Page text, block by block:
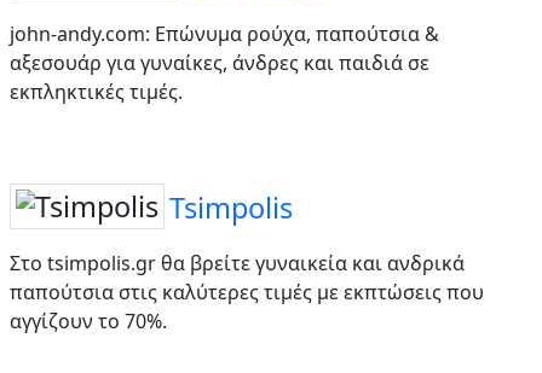
john-andy.com: Επώνυμα ρούχα, παπούτσια &
αξεσουάρ για γυναίκες, άνδρες και παιδιά σε
εκπληκτικές τιμές.
Tsimpolis
Στο tsimpolis.gr θα βρείτε γυναικεία και ανδρικά
παπούτσια στις καλύτερες τιμές με εκπτώσεις που
αγγίζουν το 70%.